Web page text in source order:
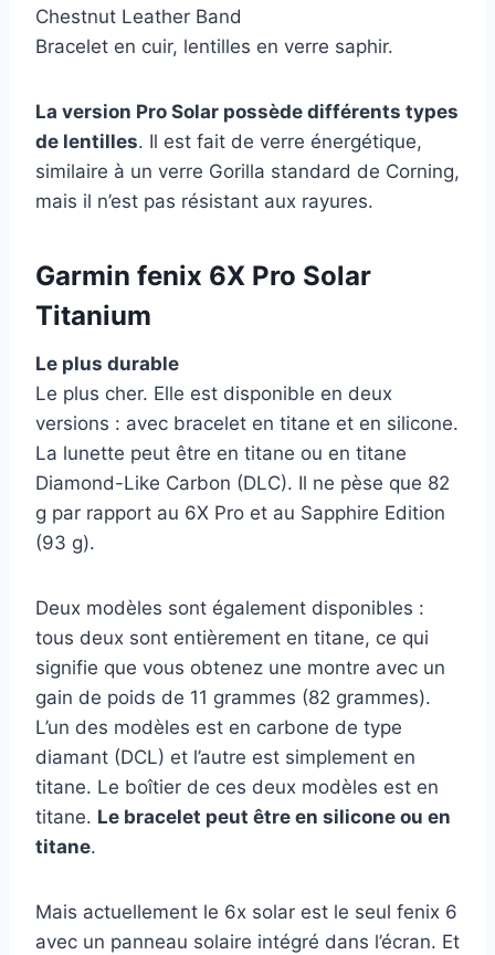
Chestnut Leather Band
Bracelet en cuir, lentilles en verre saphir.
La version Pro Solar possède différents types
de lentilles. Il est fait de verre énergétique,
similaire à un verre Gorilla standard de Corning,
mais il n’est pas résistant aux rayures.
Garmin fenix 6X Pro Solar
Titanium
Le plus durable
Le plus cher. Elle est disponible en deux
versions : avec bracelet en titane et en silicone.
La lunette peut être en titane ou en titane
Diamond-Like Carbon (DLC). Il ne pèse que 82
g par rapport au 6X Pro et au Sapphire Edition
(93 g).
Deux modèles sont également disponibles :
tous deux sont entièrement en titane, ce qui
signifie que vous obtenez une montre avec un
gain de poids de 11 grammes (82 grammes).
L’un des modèles est en carbone de type
diamant (DCL) et l’autre est simplement en
titane. Le boîtier de ces deux modèles est en
titane. Le bracelet peut être en silicone ou en
titane.
Mais actuellement le 6x solar est le seul fenix 6
avec un panneau solaire intégré dans l’écran. Et